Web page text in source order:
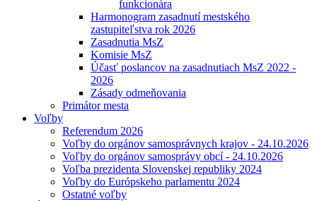
funkcionára
Harmonogram zasadnutí mestského
zastupiteľstva rok 2026
Zasadnutia MsZ
Komisie MsZ
Účasť poslancov na zasadnutiach MsZ 2022 -
2026
Zásady odmeňovania
Primátor mesta
Voľby
Referendum 2026
Voľby do orgánov samosprávnych krajov - 24.10.2026
Voľby do orgánov samosprávy obcí - 24.10.2026
Voľba prezidenta Slovenskej republiky 2024
Voľby do Európskeho parlamentu 2024
Ostatné voľby